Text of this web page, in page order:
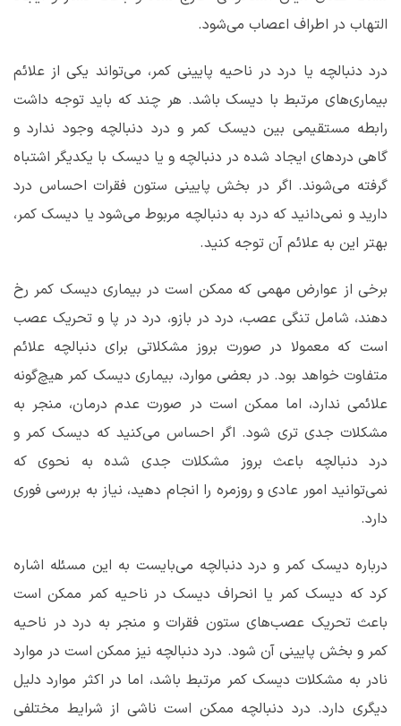
التهاب در اطراف اعصاب می‌شود.
درد دنبالچه یا درد در ناحیه پایینی کمر، می‌تواند یکی از علائم
بیماری‌های مرتبط با دیسک باشد. هر چند که باید توجه داشت
رابطه مستقیمی بین دیسک کمر و درد دنبالچه وجود ندارد و
گاهی دردهای ایجاد شده در دنبالچه و یا دیسک با یکدیگر اشتباه
گرفته می‌شوند. اگر در بخش پایینی ستون فقرات احساس درد
دارید و نمی‌دانید که درد به دنبالچه مربوط می‌شود یا دیسک کمر،
بهتر این به علائم آن توجه کنید.
برخی از عوارض مهمی که ممکن است در بیماری دیسک کمر رخ
دهند، شامل تنگی عصب، درد در بازو، درد در پا و تحریک عصب
است که معمولا در صورت بروز مشکلاتی برای دنبالچه علائم
متفاوت خواهد بود. در بعضی موارد، بیماری دیسک کمر هیچ‌گونه
علائمی ندارد، اما ممکن است در صورت عدم درمان، منجر به
مشکلات جدی تری شود. اگر احساس می‌کنید که دیسک کمر و
درد دنبالچه باعث بروز مشکلات جدی شده به نحوی که
نمی‌توانید امور عادی و روزمره را انجام دهید، نیاز به بررسی فوری
دارد.
درباره دیسک کمر و درد دنبالچه می‌بایست به این مسئله اشاره
کرد که دیسک کمر یا انحراف دیسک در ناحیه کمر ممکن است
باعث تحریک عصب‌های ستون فقرات و منجر به درد در ناحیه
کمر و بخش پایینی آن شود. درد دنبالچه نیز ممکن است در موارد
نادر به مشکلات دیسک کمر مرتبط باشد، اما در اکثر موارد دلیل
دیگری دارد. درد دنبالچه ممکن است ناشی از شرایط مختلفی